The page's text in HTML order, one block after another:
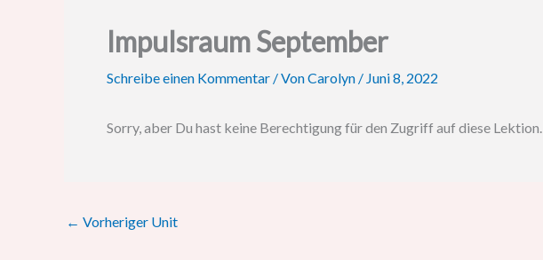
Impulsraum September
Schreibe einen Kommentar / VonCarolyn / Juni 8, 2022
Sorry, aber Du hast keine Berechtigung für den Zugriff auf diese Lektion.
← Vorheriger Unit